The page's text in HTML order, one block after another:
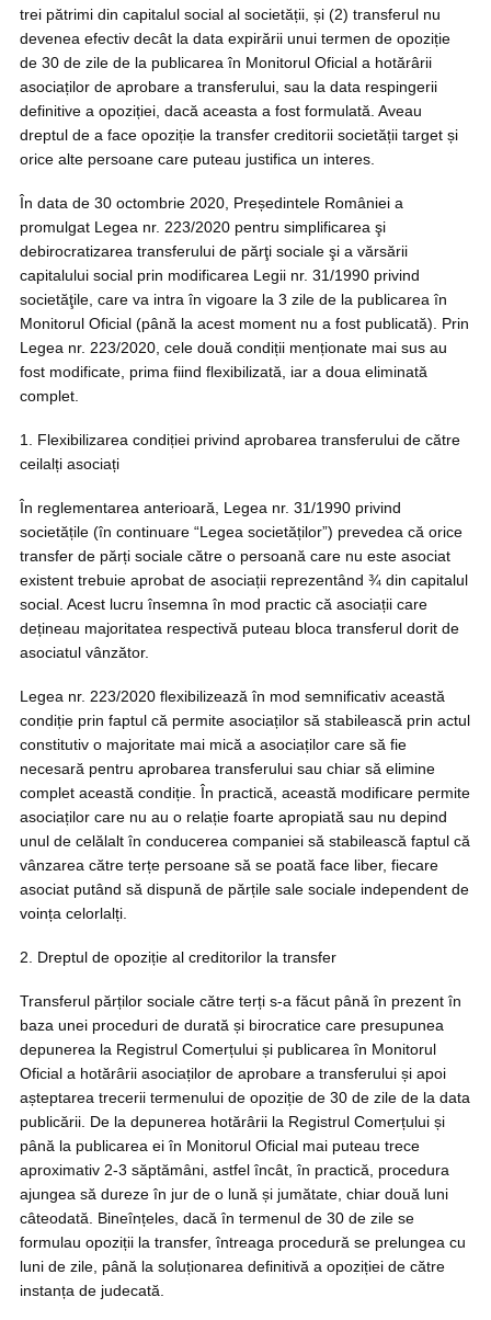
trei pătrimi din capitalul social al societății, și (2) transferul nu
devenea efectiv decât la data expirării unui termen de opoziție
de 30 de zile de la publicarea în Monitorul Oficial a hotărârii
asociaților de aprobare a transferului, sau la data respingerii
definitive a opoziției, dacă aceasta a fost formulată. Aveau
dreptul de a face opoziție la transfer creditorii societății target și
orice alte persoane care puteau justifica un interes.
În data de 30 octombrie 2020, Președintele României a
promulgat Legea nr. 223/2020 pentru simplificarea şi
debirocratizarea transferului de părţi sociale şi a vărsării
capitalului social prin modificarea Legii nr. 31/1990 privind
societăţile, care va intra în vigoare la 3 zile de la publicarea în
Monitorul Oficial (până la acest moment nu a fost publicată). Prin
Legea nr. 223/2020, cele două condiții menționate mai sus au
fost modificate, prima fiind flexibilizată, iar a doua eliminată
complet.
1. Flexibilizarea condiției privind aprobarea transferului de către
ceilalți asociați
În reglementarea anterioară, Legea nr. 31/1990 privind
societățile (în continuare “Legea societăților”) prevedea că orice
transfer de părți sociale către o persoană care nu este asociat
existent trebuie aprobat de asociații reprezentând ¾ din capitalul
social. Acest lucru însemna în mod practic că asociații care
dețineau majoritatea respectivă puteau bloca transferul dorit de
asociatul vânzător.
Legea nr. 223/2020 flexibilizează în mod semnificativ această
condiție prin faptul că permite asociaților să stabilească prin actul
constitutiv o majoritate mai mică a asociaților care să fie
necesară pentru aprobarea transferului sau chiar să elimine
complet această condiție. În practică, această modificare permite
asociaților care nu au o relație foarte apropiată sau nu depind
unul de celălalt în conducerea companiei să stabilească faptul că
vânzarea către terțe persoane să se poată face liber, fiecare
asociat putând să dispună de părțile sale sociale independent de
voința celorlalți.
2. Dreptul de opoziție al creditorilor la transfer
Transferul părților sociale către terți s-a făcut până în prezent în
baza unei proceduri de durată și birocratice care presupunea
depunerea la Registrul Comerțului și publicarea în Monitorul
Oficial a hotărârii asociaților de aprobare a transferului și apoi
așteptarea trecerii termenului de opoziție de 30 de zile de la data
publicării. De la depunerea hotărârii la Registrul Comerțului și
până la publicarea ei în Monitorul Oficial mai puteau trece
aproximativ 2-3 săptămâni, astfel încât, în practică, procedura
ajungea să dureze în jur de o lună și jumătate, chiar două luni
câteodată. Bineînțeles, dacă în termenul de 30 de zile se
formulau opoziții la transfer, întreaga procedură se prelungea cu
luni de zile, până la soluționarea definitivă a opoziției de către
instanța de judecată.